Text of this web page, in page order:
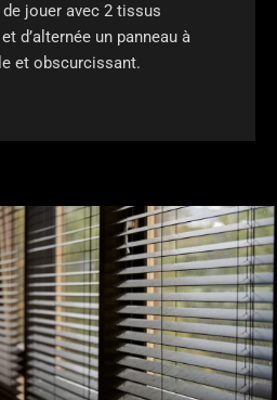
de jouer avec 2 tissus
d’alternée un panneau à
et obscurcissant.